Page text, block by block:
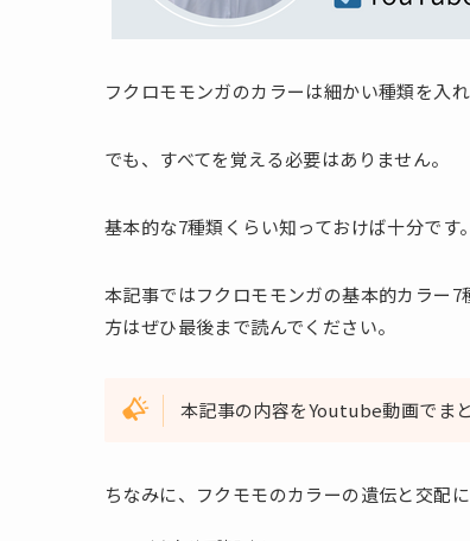
フクロモモンガのカラーは細かい種類を入
でも、すべてを覚える必要はありません。
基本的な7種類くらい知っておけば十分です。
本記事ではフクロモモンガの基本的カラー
方はぜひ最後まで読んでください。
本記事の内容をYoutube動画で
ちなみに、フクモモのカラーの遺伝と交配